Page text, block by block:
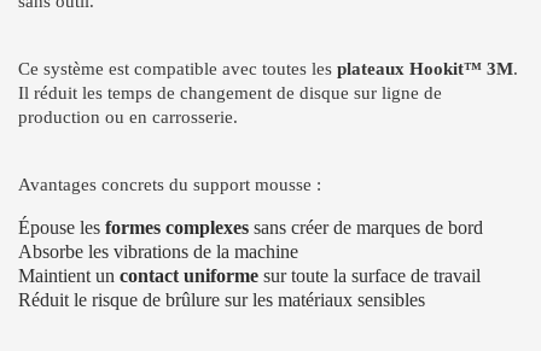
Ce système est compatible avec toutes les plateaux Hookit™ 3M.
Il réduit les temps de changement de disque sur ligne de
production ou en carrosserie.
Avantages concrets du support mousse :
Épouse les formes complexes sans créer de marques de bord
Absorbe les vibrations de la machine
Maintient un contact uniforme sur toute la surface de travail
Réduit le risque de brûlure sur les matériaux sensibles